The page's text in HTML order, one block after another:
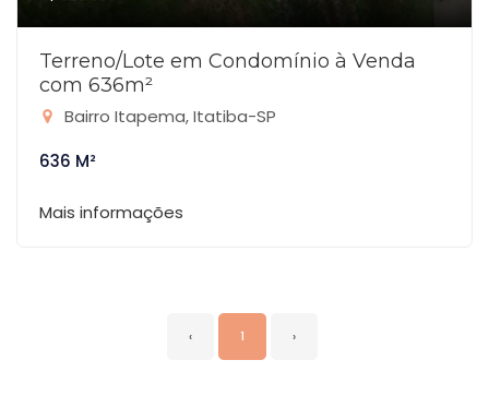
Terreno/Lote em Condomínio à Venda
com 636m²
Bairro Itapema, Itatiba-SP
636 M²
Mais informações
‹ 1 ›